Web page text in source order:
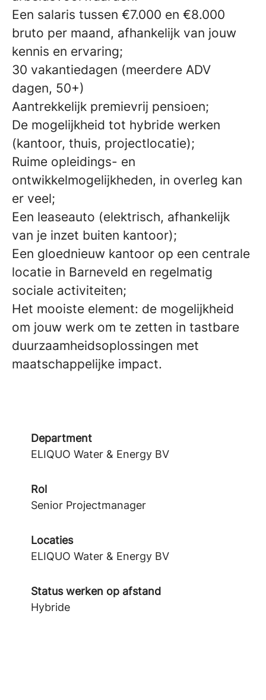
Een salaris tussen €7.000 en €8.000
bruto per maand, afhankelijk van jouw
kennis en ervaring;
30 vakantiedagen (meerdere ADV
dagen, 50+)
Aantrekkelijk premievrij pensioen;
De mogelijkheid tot hybride werken
(kantoor, thuis, projectlocatie);
Ruime opleidings- en
ontwikkelmogelijkheden, in overleg kan
er veel;
Een leaseauto (elektrisch, afhankelijk
van je inzet buiten kantoor);
Een gloednieuw kantoor op een centrale
locatie in Barneveld en regelmatig
sociale activiteiten;
Het mooiste element: de mogelijkheid
om jouw werk om te zetten in tastbare
duurzaamheidsoplossingen met
maatschappelijke impact.
Department
ELIQUO Water & Energy BV
Rol
Senior Projectmanager
Locaties
ELIQUO Water & Energy BV
Status werken op afstand
Hybride